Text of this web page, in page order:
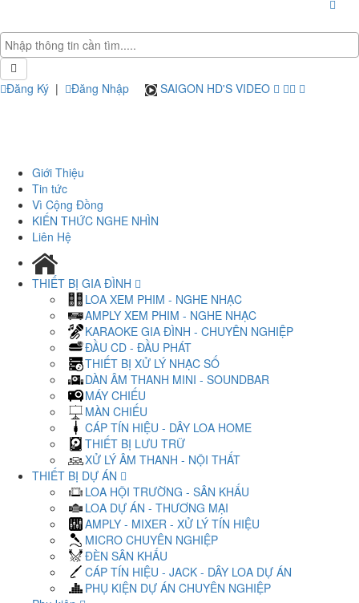
Đăng Ký | Đăng Nhập SAIGON HD'S VIDEO
Giới Thiệu
Tin tức
Vì Cộng Đồng
KIẾN THỨC NGHE NHÌN
Liên Hệ
THIẾT BỊ GIA ĐÌNH
LOA XEM PHIM - NGHE NHẠC
AMPLY XEM PHIM - NGHE NHẠC
KARAOKE GIA ĐÌNH - CHUYÊN NGHIỆP
ĐẦU CD - ĐẦU PHÁT
THIẾT BỊ XỬ LÝ NHẠC SỐ
DÀN ÂM THANH MINI - SOUNDBAR
MÁY CHIẾU
MÀN CHIẾU
CÁP TÍN HIỆU - DÂY LOA HOME
THIẾT BỊ LƯU TRỮ
XỬ LÝ ÂM THANH - NỘI THẤT
THIẾT BỊ DỰ ÁN
LOA HỘI TRƯỜNG - SÂN KHẤU
LOA DỰ ÁN - THƯƠNG MẠI
AMPLY - MIXER - XỬ LÝ TÍN HIỆU
MICRO CHUYÊN NGHIỆP
ĐÈN SÂN KHẤU
CÁP TÍN HIỆU - JACK - DÂY LOA DỰ ÁN
PHỤ KIỆN DỰ ÁN CHUYÊN NGHIỆP